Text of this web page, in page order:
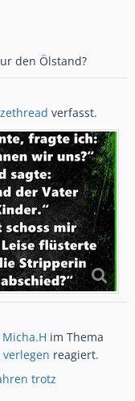
den Ölstand?
verfasst.
Micha.H im Thema
reagiert.
trotz